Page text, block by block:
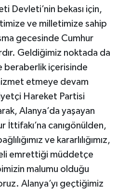
Devleti’nin bekası için,
ve milletimize sahip
gecesinde Cumhur
Geldiğimiz noktada da
beraberlik içerisinde
etmeye devam
Hareket Partisi
Alanya’da yaşayan
İttifakı’na canıgönülden,
ve kararlılığımız,
emrettiği müddetçe
malumu olduğu
Alanya’yı geçtiğimiz